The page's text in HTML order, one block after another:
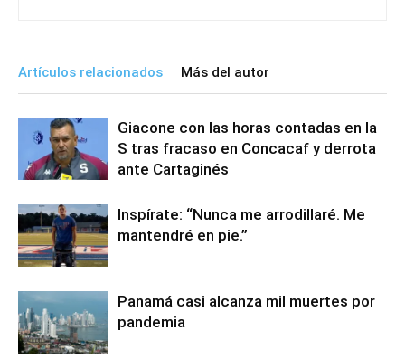
Artículos relacionados Más del autor
Giacone con las horas contadas en la
S tras fracaso en Concacaf y derrota
ante Cartaginés
Inspírate: “Nunca me arrodillaré. Me
mantendré en pie.”
Panamá casi alcanza mil muertes por
pandemia